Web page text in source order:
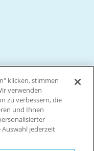
klicken, stimmen
verwenden
zu verbessern, die
und Ihnen
jederzeit